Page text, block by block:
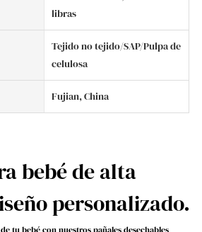
libras
Tejido no tejido/SAP/Pulpa de
celulosa
Fujian, China
bebé de alta
personalizado.
tu bebé con nuestros pañales desechables